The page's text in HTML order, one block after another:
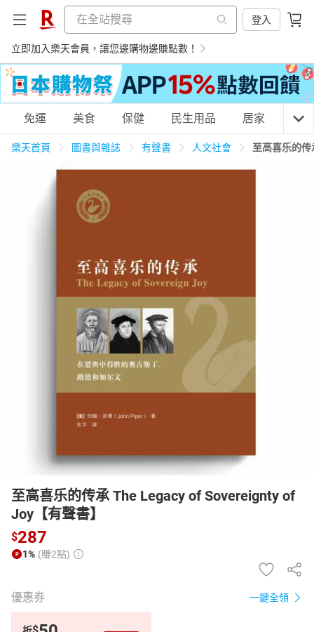
登入
立即加入樂天會員，讓您邊購物邊賺點數！
購物網分類
男裝 化妝保養
電子/紙本書
HOT
免運 美食 保健 民生用品 居家 3C
樂天首頁 圖書與雜誌 有聲書 人文社會 至高喜乐的
至高喜乐的传承 The Legacy of Sovereignty of
Joy【有聲書】
$287
1% (賺2點)
優惠券 一鍵全領